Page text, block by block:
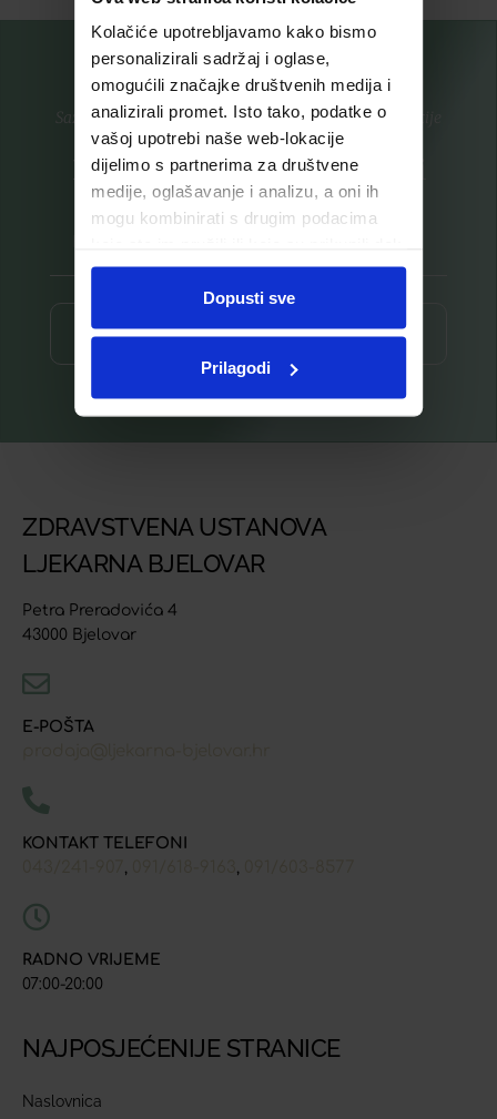
Kolačiće upotrebljavamo kako bismo
personalizirali sadržaj i oglase,
omogućili značajke društvenih medija i
analizirali promet. Isto tako, podatke o
vašoj upotrebi naše web-lokacije
dijelimo s partnerima za društvene
medije, oglašavanje i analizu, a oni ih
mogu kombinirati s drugim podacima
ste upotrebljavali njihove usluge.
Dopusti sve
Prilagodi
Saznajte prvi za nove proizvode i ekskluzivne promocije
Prijavite se na listu za novosti
Prijava ⟶
ZDRAVSTVENA USTANOVA
LJEKARNA BJELOVAR
Petra Preradovića 4
43000 Bjelovar
E-POŠTA
KONTAKT TELEFONI
, ,
RADNO VRIJEME
07:00-20:00
NAJPOSJEĆENIJE STRANICE
Naslovnica